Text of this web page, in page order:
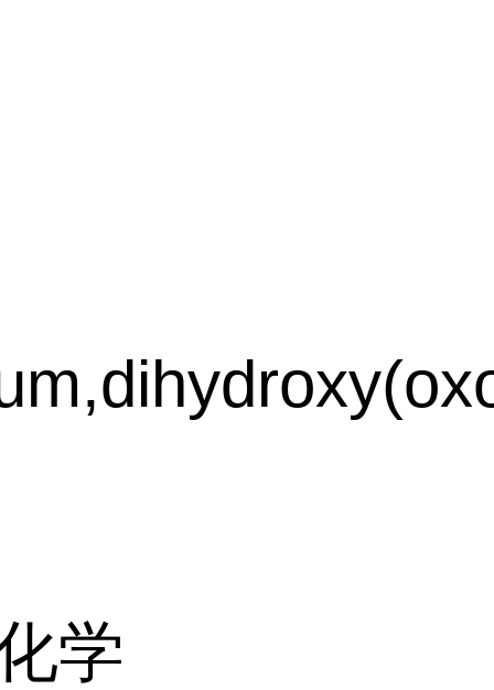
学